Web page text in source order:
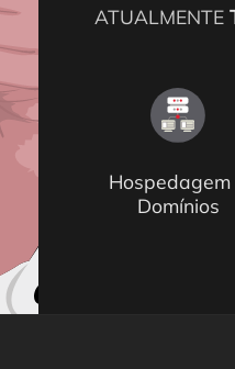
ATUALMENTE
Hospedagem
Domínios